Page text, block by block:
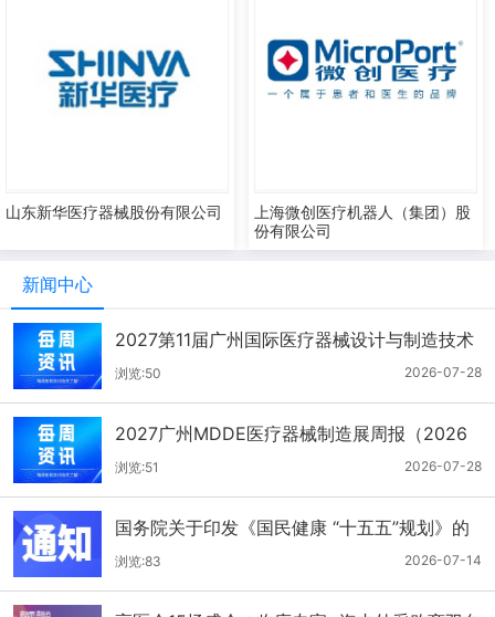
山东新华医疗器械股份有限公司
上海微创医疗机器人（集团）股
份有限公司
新闻中心
2027第11届广州国际医疗器械设计与制造技术
展一周报（7.22-7.28）
2026-07-28
浏览:50
2027广州MDDE医疗器械制造展周报（2026
年7月21-27日）
2026-07-28
浏览:51
国务院关于印发《国民健康 “十五五”规划》的
通知
2026-07-14
浏览:83